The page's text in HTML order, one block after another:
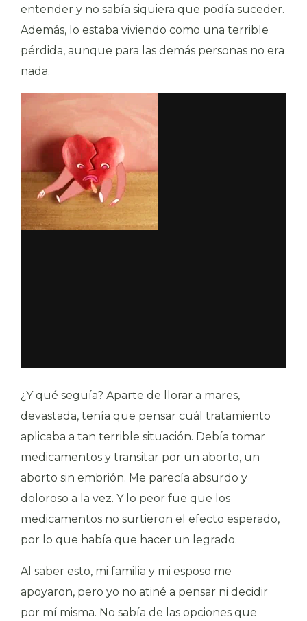
entender y no sabía siquiera que podía suceder.
Además, lo estaba viviendo como una terrible
pérdida, aunque para las demás personas no era
nada.
¿Y qué seguía? Aparte de llorar a mares,
devastada, tenía que pensar cuál tratamiento
aplicaba a tan terrible situación. Debía tomar
medicamentos y transitar por un aborto, un
aborto sin embrión. Me parecía absurdo y
doloroso a la vez. Y lo peor fue que los
medicamentos no surtieron el efecto esperado,
por lo que había que hacer un legrado.
Al saber esto, mi familia y mi esposo me
apoyaron, pero yo no atiné a pensar ni decidir
por mí misma. No sabía de las opciones que